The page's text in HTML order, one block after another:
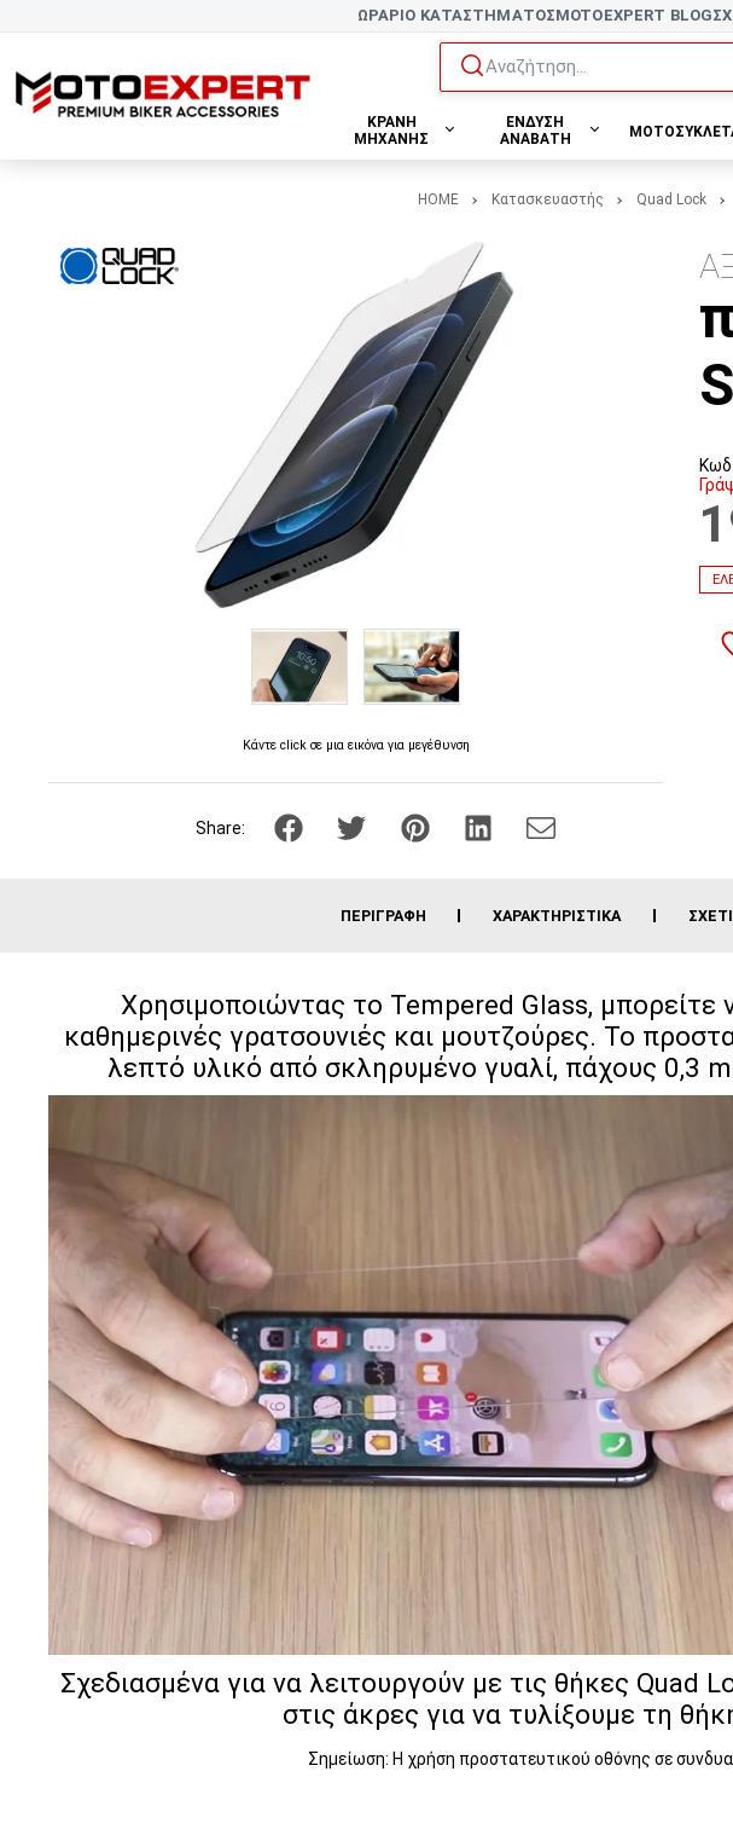
ΩΡΑΡΙΟ ΚΑΤΑΣΤΗΜΑΤΟΣMOTOEXPERT BLOG
Αναζήτηση...
ΚΡΑΝΗ
ΜΗΧΑΝΗΣ
ΕΝΔΥΣΗ
ΑΝΑΒΑΤΗ
HOME Κατασκευαστής Quad Lock
Κάντε click σε μια εικόνα για μεγέθυνση
Share:
ΠΕΡΙΓΡΑΦΉ ΧΑΡΑΚΤΗΡΙΣΤΙΚΆ
Χρησιμοποιώντας το Tempered Glass, μπορείτε
καθημερινές γρατσουνιές και μουτζούρες. Το
λεπτό υλικό από σκληρυμένο γυαλί, πάχους 0,3
Σχεδιασμένα για να λειτουργούν με τις θήκες
στις άκρες για να τυλίξουμε τη
Σημείωση: Η χρήση προστατευτικού οθόνης σε